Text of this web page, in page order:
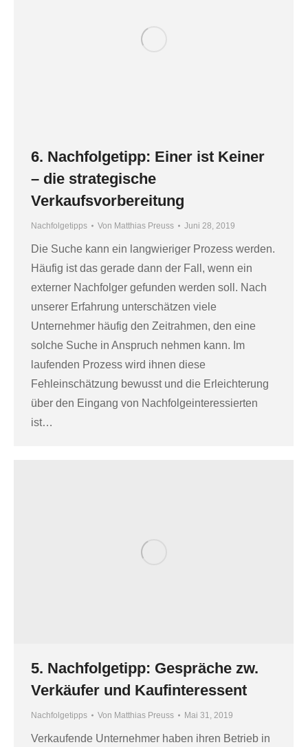
6. Nachfolgetipp: Einer ist Keiner
– die strategische
Verkaufsvorbereitung
Nachfolgetipps Von Matthias Preuss Juni 28, 2019
Die Suche kann ein langwieriger Prozess werden.
Häufig ist das gerade dann der Fall, wenn ein
externer Nachfolger gefunden werden soll. Nach
unserer Erfahrung unterschätzen viele
Unternehmer häufig den Zeitrahmen, den eine
solche Suche in Anspruch nehmen kann. Im
laufenden Prozess wird ihnen diese
Fehleinschätzung bewusst und die Erleichterung
über den Eingang von Nachfolgeinteressierten
ist…
5. Nachfolgetipp: Gespräche zw.
Verkäufer und Kaufinteressent
Nachfolgetipps Von Matthias Preuss Mai 31, 2019
Verkaufende Unternehmer haben ihren Betrieb in